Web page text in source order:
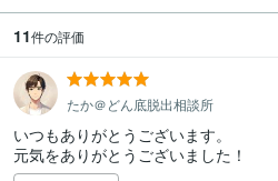
11件の評価
たか＠どん底脱出相談所
いつもありがとうございます。
元気をありがとうございました！